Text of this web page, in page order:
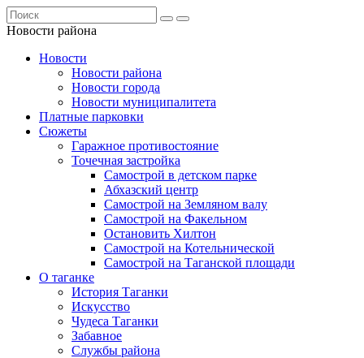
Новости района
Новости
Новости района
Новости города
Новости муниципалитета
Платные парковки
Сюжеты
Гаражное противостояние
Точечная застройка
Самострой в детском парке
Абхазский центр
Самострой на Земляном валу
Самострой на Факельном
Остановить Хилтон
Самострой на Котельнической
Самострой на Таганской площади
О таганке
История Таганки
Искусство
Чудеса Таганки
Забавное
Службы района